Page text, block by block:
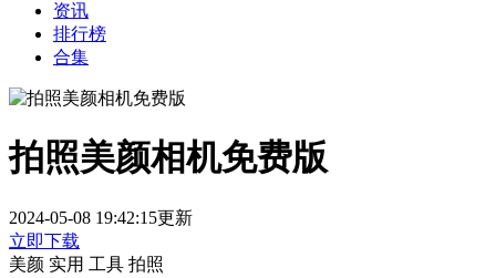
资讯
排行榜
合集
拍照美颜相机免费版
2024-05-08 19:42:15更新
立即下载
美颜 实用 工具 拍照